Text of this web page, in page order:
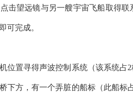
击望远镜与另一艘宇宙飞船取得
可完成。
位置寻得声波控制系统（该系统
下方，有一个弄脏的船标（此船